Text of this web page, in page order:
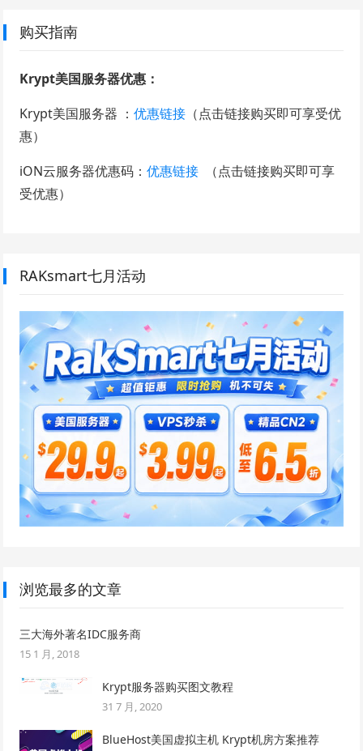
购买指南
Krypt美国服务器优惠：
Krypt美国服务器 ：优惠链接 （点击链接购买即可享受优
惠）
iON云服务器优惠码：优惠链接 （点击链接购买即可享
受优惠）
RAKsmart七月活动
浏览最多的文章
三大海外著名IDC服务商
15 1 月, 2018
Krypt服务器购买图文教程
31 7 月, 2020
BlueHost美国虚拟主机 Krypt机房方案推荐